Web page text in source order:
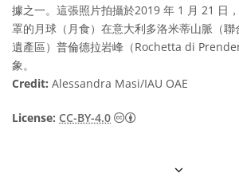
據之一。這張照片拍攝於2019 年 1 月 21 日
罩的月球（月食）在意大利多洛米蒂山脈（
遺產區）普倫德拉岩峰（Rochetta di
象。
Credit: Alessandra Masi/IAU OAE
License: CC-BY-4.0 Creative Commons